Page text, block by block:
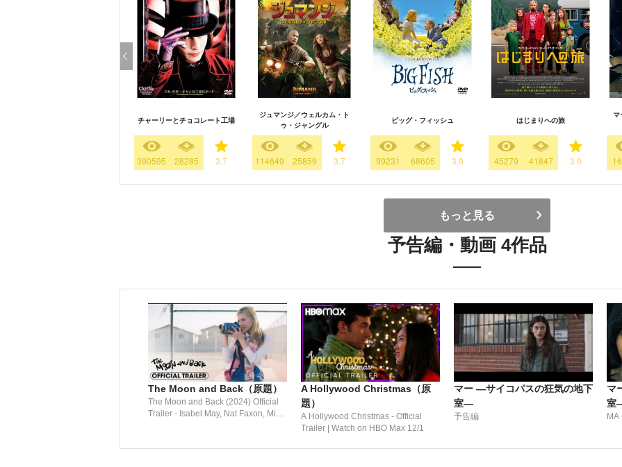
チャーリーとチョコレート工場
390595 28285 3.7
ジュマンジ／ウェルカム・ト
ゥ・ジャングル
114649 25859 3.7
ビッグ・フィッシュ
99231 68605 3.9
はじまりへの旅
45279 41847 3.9
マ
もっと見る
予告編・動画 4作品
The Moon and Back（原題）
The Moon and Back (2024) Official
Trailer - Isabel May, Nat Faxon, Missi
A Hollywood Christmas（原
題）
A Hollywood Christmas - Official
Trailer | Watch on HBO Max 12/1
マー ―サイコパスの狂気の地下
室―
予告編
マ
室
MA